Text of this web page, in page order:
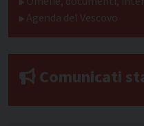
Agenda del Vescovo
Comunicati